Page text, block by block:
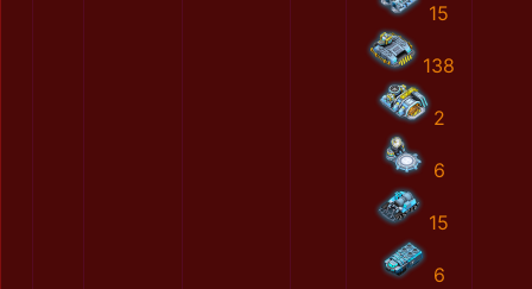
15
138
2
6
15
6